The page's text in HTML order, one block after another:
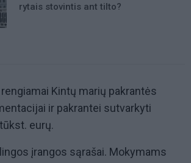
rytais stovintis ant tilto?
Kintų marių pakrantės
ir pakrantei sutvarkyti
eurų.
įrangos sąrašai. Mokymams